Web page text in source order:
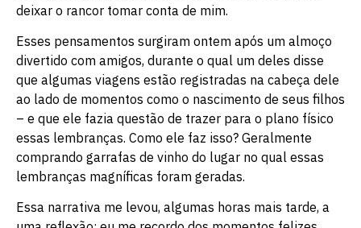
deixar o rancor tomar conta de mim.
Esses pensamentos surgiram ontem após um almoço
divertido com amigos, durante o qual um deles disse
que algumas viagens estão registradas na cabeça dele
ao lado de momentos como o nascimento de seus filhos
– e que ele fazia questão de trazer para o plano físico
essas lembranças. Como ele faz isso? Geralmente
comprando garrafas de vinho do lugar no qual essas
lembranças magníficas foram geradas.
Essa narrativa me levou, algumas horas mais tarde, a